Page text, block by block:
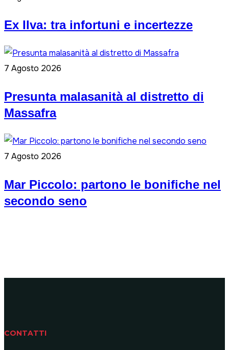
Ex Ilva: tra infortuni e incertezze
7 Agosto 2026
Presunta malasanità al distretto di
Massafra
7 Agosto 2026
Mar Piccolo: partono le bonifiche nel
secondo seno
CONTATTI